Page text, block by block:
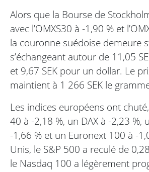
Alors que la Bourse de
avec l’OMXS30 à -1,90 % et
la couronne suédoise demeure
s’échangeant autour de 11,05
et 9,67 SEK pour un dollar. Le
maintient à 1 266 SEK le
Les indices européens ont
40 à -2,18 %, un DAX à -2,23 %,
-1,66 % et un Euronext 100 à -
Unis, le S&P 500 a reculé de
le Nasdaq 100 a légèrement